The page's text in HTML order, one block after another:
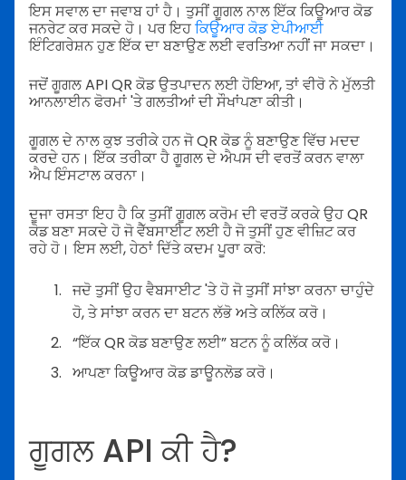
ਇਸ ਸਵਾਲ ਦਾ ਜਵਾਬ ਹਾਂ ਹੈ। ਤੁਸੀਂ ਗੂਗਲ ਨਾਲ ਇੱਕ ਕਿਊਆਰ ਕੋਡ
ਜਨਰੇਟ ਕਰ ਸਕਦੇ ਹੋ। ਪਰ ਇਹਕਿਊਆਰ ਕੋਡ ਏਪੀਆਈ
ਇੰਟਿਗਰੇਸ਼ਨ ਹੁਣ ਇੱਕ ਦਾ ਬਣਾਉਣ ਲਈ ਵਰਤਿਆ ਨਹੀਂ ਜਾ ਸਕਦਾ।
ਜਦੋਂ ਗੂਗਲ API QR ਕੋਡ ਉਤਪਾਦਨ ਲਈ ਹੋਇਆ, ਤਾਂ ਵੀਰੋ ਨੇ ਮੁੱਲਤੀ
ਆਨਲਾਈਨ ਫੋਰਮਾਂ 'ਤੇ ਗਲਤੀਆਂ ਦੀ ਸੌਖਾਂਪਣਾ ਕੀਤੀ।
ਗੂਗਲ ਦੇ ਨਾਲ ਕੁਝ ਤਰੀਕੇ ਹਨ ਜੋ QR ਕੋਡ ਨੂੰ ਬਣਾਉਣ ਵਿੱਚ ਮਦਦ
ਕਰਦੇ ਹਨ। ਇੱਕ ਤਰੀਕਾ ਹੈ ਗੂਗਲ ਦੇ ਐਪਸ ਦੀ ਵਰਤੋਂ ਕਰਨ ਵਾਲਾ
ਐਪ ਇੰਸਟਾਲ ਕਰਨਾ।
ਦੂਜਾ ਰਸਤਾ ਇਹ ਹੈ ਕਿ ਤੁਸੀਂ ਗੂਗਲ ਕਰੋਮ ਦੀ ਵਰਤੋਂ ਕਰਕੇ ਉਹ QR
ਕੋਡ ਬਣਾ ਸਕਦੇ ਹੋ ਜੋ ਵੈੱਬਸਾਈਟ ਲਈ ਹੈ ਜੋ ਤੁਸੀਂ ਹੁਣ ਵੀਜ਼ਿਟ ਕਰ
ਰਹੇ ਹੋ। ਇਸ ਲਈ, ਹੇਠਾਂ ਦਿੱਤੇ ਕਦਮ ਪੂਰਾ ਕਰੋ:
ਜਦੋ ਤੁਸੀਂ ਉਹ ਵੈਬਸਾਈਟ 'ਤੇ ਹੋ ਜੋ ਤੁਸੀਂ ਸਾਂਝਾ ਕਰਨਾ ਚਾਹੁੰਦੇ
ਹੋ, ਤੇ ਸਾਂਝਾ ਕਰਨ ਦਾ ਬਟਨ ਲੱਭੋ ਅਤੇ ਕਲਿੱਕ ਕਰੋ।
“ਇੱਕ QR ਕੋਡ ਬਣਾਉਣ ਲਈ” ਬਟਨ ਨੂੰ ਕਲਿੱਕ ਕਰੋ।
ਆਪਣਾ ਕਿਊਆਰ ਕੋਡ ਡਾਊਨਲੋਡ ਕਰੋ।
ਗੂਗਲ API ਕੀ ਹੈ?